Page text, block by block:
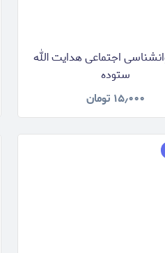
اجتماعی هدایت الله
ستوده
۱۵٫۰۰۰ تومان